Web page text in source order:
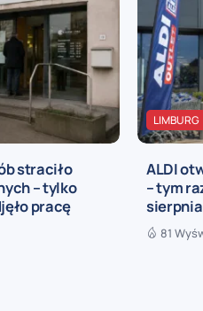
straciło
– tylko
pracę
LIMBURG
ALDI
– tym
81